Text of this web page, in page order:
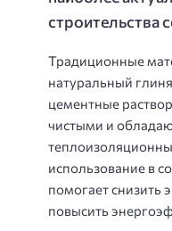
строительства
Традиционные
натуральный
цементные
чистыми и
использование в
помогает снизить
повысить